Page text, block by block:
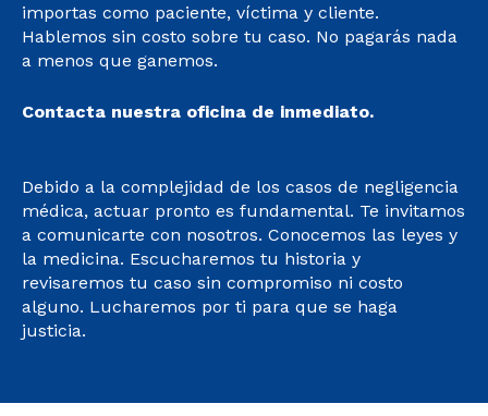
importas como paciente, víctima y cliente.
Hablemos sin costo sobre tu caso. No pagarás nada
a menos que ganemos.
Contacta nuestra oficina de inmediato.
Debido a la complejidad de los casos de negligencia
médica, actuar pronto es fundamental. Te invitamos
a comunicarte con nosotros. Conocemos las leyes y
la medicina. Escucharemos tu historia y
revisaremos tu caso sin compromiso ni costo
alguno. Lucharemos por ti para que se haga
justicia.